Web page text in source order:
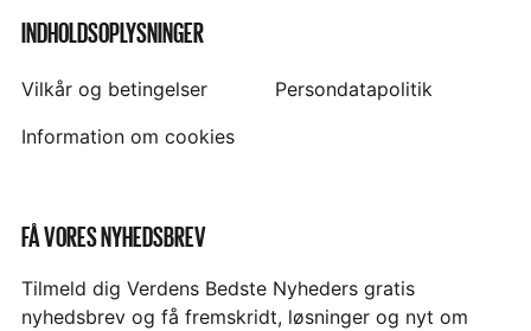
INDHOLDSOPLYSNINGER
Vilkår og betingelser
Persondatapolitik
Information om cookies
FÅ VORES NYHEDSBREV
Tilmeld dig Verdens Bedste Nyheders gratis
nyhedsbrev og få fremskridt, løsninger og nyt om